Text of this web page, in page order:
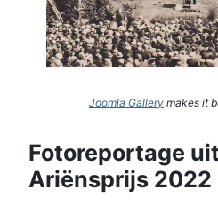
Joomla Gallery makes it
Fotoreportage
Ariënsprijs 2022